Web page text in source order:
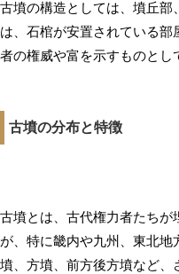
古墳の構造としては、墳丘部
は、石棺が安置されている
者の権威や富を示すものとし
古墳の分布と特徴
古墳とは、古代権力者たちが
が、特に畿内や九州、東北
墳、方墳、前方後方墳など、